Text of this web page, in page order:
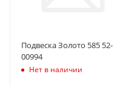
Подвеска Золото 585 52-
00994
Нет в наличии